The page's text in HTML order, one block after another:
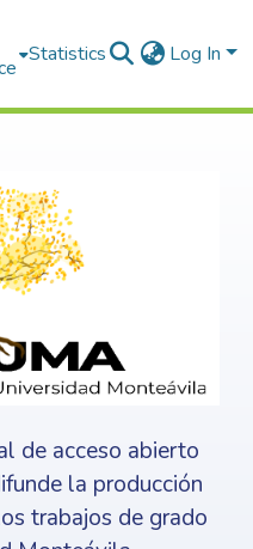
Statistics Log In
de acceso abierto
la producción
trabajos de grado